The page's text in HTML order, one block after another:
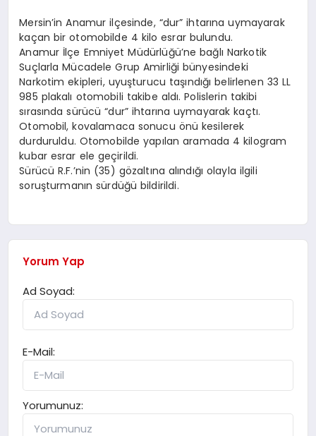
Mersin’in Anamur ilçesinde, “dur” ihtarına uymayarak
kaçan bir otomobilde 4 kilo esrar bulundu.
Anamur İlçe Emniyet Müdürlüğü’ne bağlı Narkotik
Suçlarla Mücadele Grup Amirliği bünyesindeki
Narkotim ekipleri, uyuşturucu taşındığı belirlenen 33 LL
985 plakalı otomobili takibe aldı. Polislerin takibi
sırasında sürücü “dur” ihtarına uymayarak kaçtı.
Otomobil, kovalamaca sonucu önü kesilerek
durduruldu. Otomobilde yapılan aramada 4 kilogram
kubar esrar ele geçirildi.
Sürücü R.F.’nin (35) gözaltına alındığı olayla ilgili
soruşturmanın sürdüğü bildirildi.
Yorum Yap
Ad Soyad:
E-Mail:
Yorumunuz: